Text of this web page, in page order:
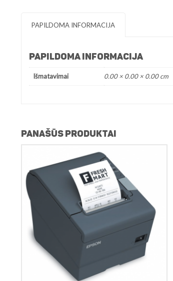
PAPILDOMA INFORMACIJA
PAPILDOMA INFORMACIJA
Išmatavimai 0.00 × 0.00 × 0.00 cm
PANAŠŪS PRODUKTAI